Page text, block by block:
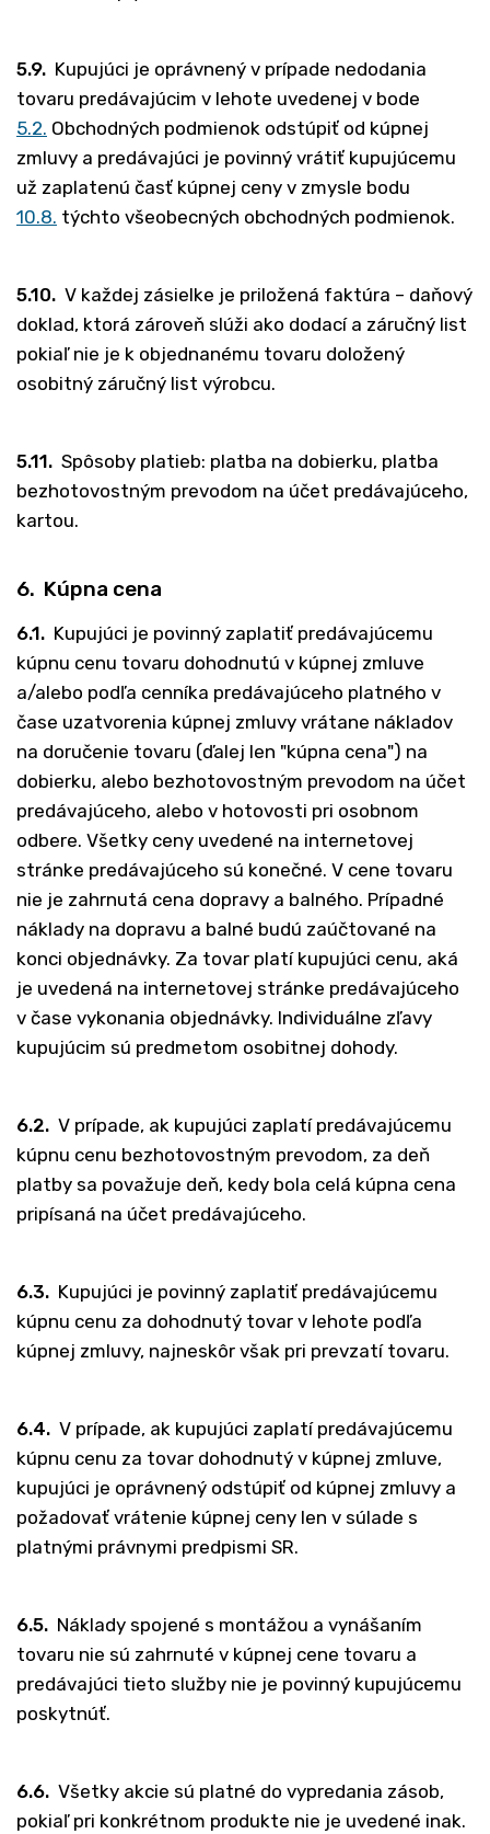
5.9. Kupujúci je oprávnený v prípade nedodania
tovaru predávajúcim v lehote uvedenej v bode
5.2. Obchodných podmienok odstúpiť od kúpnej
zmluvy a predávajúci je povinný vrátiť kupujúcemu
už zaplatenú časť kúpnej ceny v zmysle bodu
10.8. týchto všeobecných obchodných podmienok.
5.10. V každej zásielke je priložená faktúra – daňový
doklad, ktorá zároveň slúži ako dodací a záručný list
pokiaľ nie je k objednanému tovaru doložený
osobitný záručný list výrobcu.
5.11. Spôsoby platieb: platba na dobierku, platba
bezhotovostným prevodom na účet predávajúceho,
kartou.
6. Kúpna cena
6.1. Kupujúci je povinný zaplatiť predávajúcemu
kúpnu cenu tovaru dohodnutú v kúpnej zmluve
a/alebo podľa cenníka predávajúceho platného v
čase uzatvorenia kúpnej zmluvy vrátane nákladov
na doručenie tovaru (ďalej len "kúpna cena") na
dobierku, alebo bezhotovostným prevodom na účet
predávajúceho, alebo v hotovosti pri osobnom
odbere. Všetky ceny uvedené na internetovej
stránke predávajúceho sú konečné. V cene tovaru
nie je zahrnutá cena dopravy a balného. Prípadné
náklady na dopravu a balné budú zaúčtované na
konci objednávky. Za tovar platí kupujúci cenu, aká
je uvedená na internetovej stránke predávajúceho
v čase vykonania objednávky. Individuálne zľavy
kupujúcim sú predmetom osobitnej dohody.
6.2. V prípade, ak kupujúci zaplatí predávajúcemu
kúpnu cenu bezhotovostným prevodom, za deň
platby sa považuje deň, kedy bola celá kúpna cena
pripísaná na účet predávajúceho.
6.3. Kupujúci je povinný zaplatiť predávajúcemu
kúpnu cenu za dohodnutý tovar v lehote podľa
kúpnej zmluvy, najneskôr však pri prevzatí tovaru.
6.4. V prípade, ak kupujúci zaplatí predávajúcemu
kúpnu cenu za tovar dohodnutý v kúpnej zmluve,
kupujúci je oprávnený odstúpiť od kúpnej zmluvy a
požadovať vrátenie kúpnej ceny len v súlade s
platnými právnymi predpismi SR.
6.5. Náklady spojené s montážou a vynášaním
tovaru nie sú zahrnuté v kúpnej cene tovaru a
predávajúci tieto služby nie je povinný kupujúcemu
poskytnúť.
6.6. Všetky akcie sú platné do vypredania zásob,
pokiaľ pri konkrétnom produkte nie je uvedené inak.